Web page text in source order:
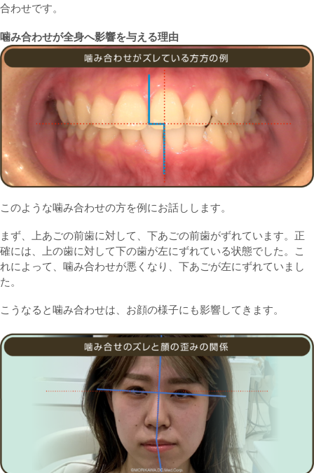
合わせです。
噛み合わせが全身へ影響を与える理由
このような噛み合わせの方を例にお話しします。
まず、上あごの前歯に対して、下あごの前歯がずれています。正
確には、上の歯に対して下の歯が左にずれている状態でした。こ
れによって、噛み合わせが悪くなり、下あごが左にずれていまし
た。
こうなると噛み合わせは、お顔の様子にも影響してきます。